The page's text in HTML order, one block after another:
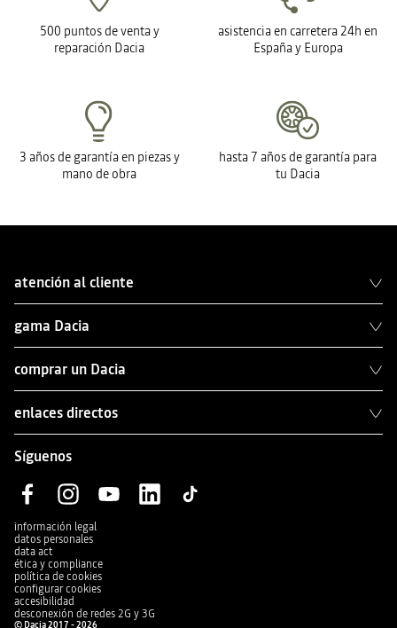
500 puntos de venta y
reparación Dacia
asistencia en carretera 24h en
España y Europa
3 años de garantía en piezas y
mano de obra
hasta 7 años de garantía para
tu Dacia
atención al cliente
gama Dacia
comprar un Dacia
enlaces directos
Síguenos
información legal
datos personales
data act
ética y compliance
política de cookies
configurar cookies
accesibilidad
desconexión de redes 2G y 3G
© Dacia 2017 - 2026